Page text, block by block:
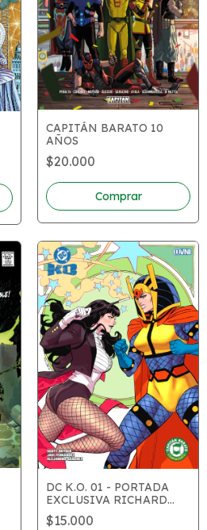
CAPITÁN BARATO 10
AÑOS
$20.000
DC K.O. 01 - PORTADA
EXCLUSIVA RICHARD
ORTIZ
$15.000